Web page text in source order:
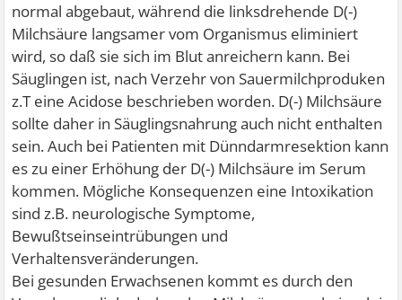
normal abgebaut, während die linksdrehende D(-)
Milchsäure langsamer vom Organismus eliminiert
wird, so daß sie sich im Blut anreichern kann. Bei
Säuglingen ist, nach Verzehr von Sauermilchproduken
z.T eine Acidose beschrieben worden. D(-) Milchsäure
sollte daher in Säuglingsnahrung auch nicht enthalten
sein. Auch bei Patienten mit Dünndarmresektion kann
es zu einer Erhöhung der D(-) Milchsäure im Serum
kommen. Mögliche Konsequenzen eine Intoxikation
sind z.B. neurologische Symptome,
Bewußtseinseintrübungen und
Verhaltensveränderungen.
Bei gesunden Erwachsenen kommt es durch den